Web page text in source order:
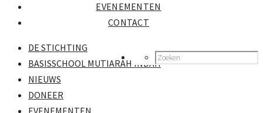
EVENEMENTEN
CONTACT
DE STICHTING
BASISSCHOOL MUTIARAH INDAH
NIEUWS
DONEER
EVENEMENTEN